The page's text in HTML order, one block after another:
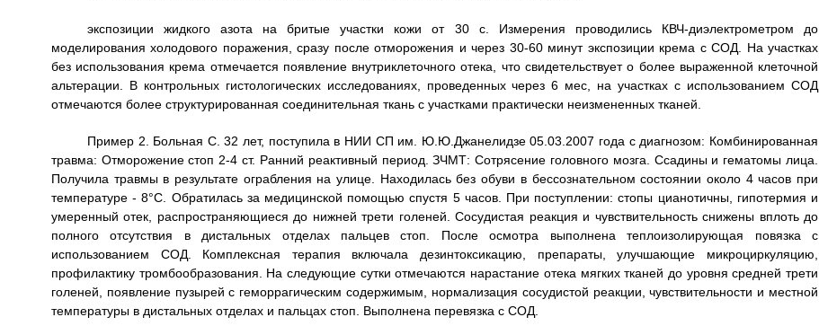
экспозиции жидкого азота на бритые участки кожи от 30 с. Измерения проводились КВЧ-диэлектрометром до
моделирования холодового поражения, сразу после отморожения и через 30-60 минут экспозиции крема с СОД. На участках
без использования крема отмечается появление внутриклеточного отека, что свидетельствует о более выраженной клеточной
альтерации. В контрольных гистологических исследованиях, проведенных через 6 мес, на участках с использованием СОД
отмечаются более структурированная соединительная ткань с участками практически неизмененных тканей.
Пример 2. Больная С. 32 лет, поступила в НИИ СП им. Ю.Ю.Джанелидзе 05.03.2007 года с диагнозом: Комбинированная
травма: Отморожение стоп 2-4 ст. Ранний реактивный период. ЗЧМТ: Сотрясение головного мозга. Ссадины и гематомы лица.
Получила травмы в результате ограбления на улице. Находилась без обуви в бессознательном состоянии около 4 часов при
температуре - 8°С. Обратилась за медицинской помощью спустя 5 часов. При поступлении: стопы цианотичны, гипотермия и
умеренный отек, распространяющиеся до нижней трети голеней. Сосудистая реакция и чувствительность снижены вплоть до
полного отсутствия в дистальных отделах пальцев стоп. После осмотра выполнена теплоизолирующая повязка с
использованием СОД. Комплексная терапия включала дезинтоксикацию, препараты, улучшающие микроциркуляцию,
профилактику тромбообразования. На следующие сутки отмечаются нарастание отека мягких тканей до уровня средней трети
голеней, появление пузырей с геморрагическим содержимым, нормализация сосудистой реакции, чувствительности и местной
температуры в дистальных отделах и пальцах стоп. Выполнена перевязка с СОД.